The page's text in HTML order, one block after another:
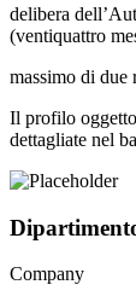
delibera
(ventiquattro
massimo di due
Il profilo
dettagliate nel
Company